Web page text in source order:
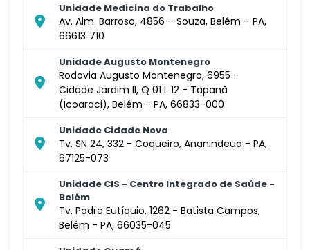
Unidade Medicina do Trabalho
Av. Alm. Barroso, 4856 – Souza, Belém – PA,
66613‑710
Unidade Augusto Montenegro
Rodovia Augusto Montenegro, 6955 -
Cidade Jardim II, Q 01 L 12 - Tapanã
(Icoaraci), Belém - PA, 66833-000
Unidade Cidade Nova
Tv. SN 24, 332 - Coqueiro, Ananindeua - PA,
67125-073
Unidade CIS - Centro Integrado de Saúde -
Belém
Tv. Padre Eutíquio, 1262 - Batista Campos,
Belém - PA, 66035-045